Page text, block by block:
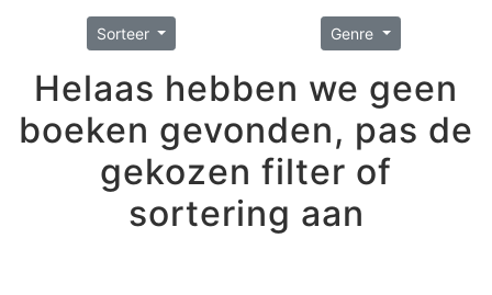
Sorteer Genre
Helaas hebben we geen
boeken gevonden, pas de
gekozen filter of
sortering aan